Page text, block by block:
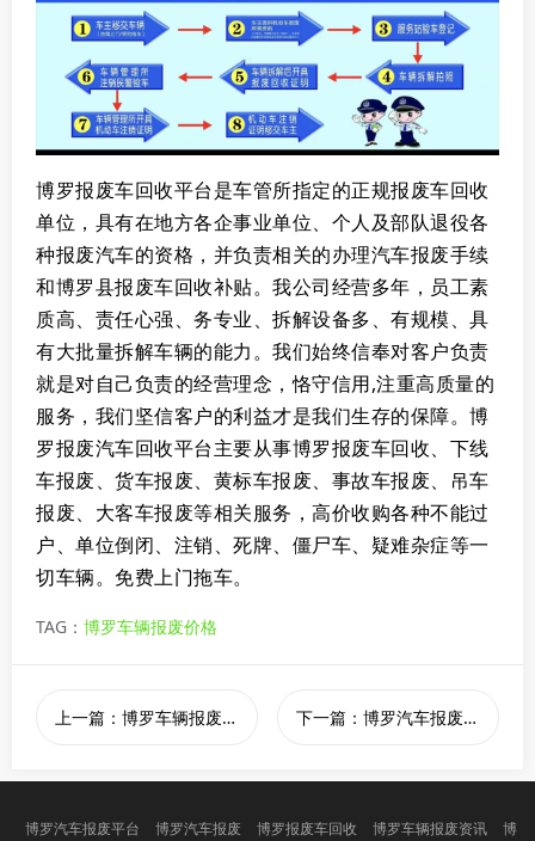
博罗报废车回收平台是车管所指定的正规报废车回收
单位，具有在地方各企事业单位、个人及部队退役各
种报废汽车的资格，并负责相关的办理汽车报废手续
和博罗县报废车回收补贴。我公司经营多年，员工素
质高、责任心强、务专业、拆解设备多、有规模、具
有大批量拆解车辆的能力。我们始终信奉对客户负责
就是对自己负责的经营理念，恪守信用,注重高质量的
服务，我们坚信客户的利益才是我们生存的保障。 博
罗报废汽车回收平台主要从事博罗报废车回收、下线
车报废、货车报废、黄标车报废、事故车报废、吊车
报废、大客车报废等相关服务，高价收购各种不能过
户、单位倒闭、注销、死牌、僵尸车、疑难杂症等一
切车辆。免费上门拖车。
TAG： ​博罗车辆报废价格
上一篇：博罗车辆报废手续及补贴全攻略 下一篇：博罗汽车报废补贴2026年政策
博罗汽车报废平台 博罗汽车报废 博罗报废车回收 博罗车辆报废资讯
博